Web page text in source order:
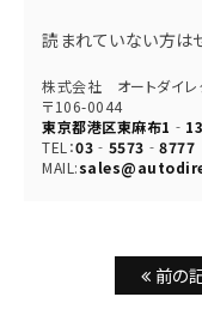
読まれていない方は
株式会社 オートダイレ
〒106-0044
東京都港区東麻布
TEL：03‐5573‐8777
MAIL:
前の